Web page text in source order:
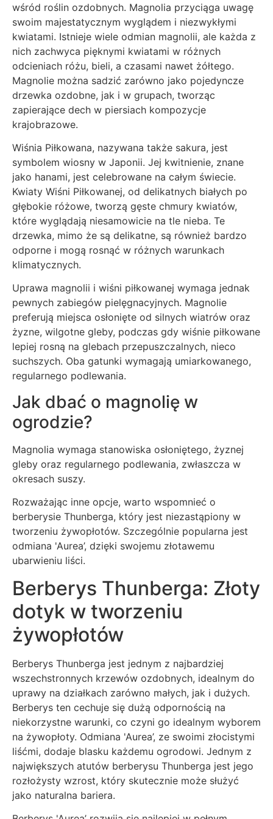
wśród roślin ozdobnych. Magnolia przyciąga uwagę
swoim majestatycznym wyglądem i niezwykłymi
kwiatami. Istnieje wiele odmian magnolii, ale każda z
nich zachwyca pięknymi kwiatami w różnych
odcieniach różu, bieli, a czasami nawet żółtego.
Magnolie można sadzić zarówno jako pojedyncze
drzewka ozdobne, jak i w grupach, tworząc
zapierające dech w piersiach kompozycje
krajobrazowe.
Wiśnia Piłkowana, nazywana także sakura, jest
symbolem wiosny w Japonii. Jej kwitnienie, znane
jako hanami, jest celebrowane na całym świecie.
Kwiaty Wiśni Piłkowanej, od delikatnych białych po
głębokie różowe, tworzą gęste chmury kwiatów,
które wyglądają niesamowicie na tle nieba. Te
drzewka, mimo że są delikatne, są również bardzo
odporne i mogą rosnąć w różnych warunkach
klimatycznych.
Uprawa magnolii i wiśni piłkowanej wymaga jednak
pewnych zabiegów pielęgnacyjnych. Magnolie
preferują miejsca osłonięte od silnych wiatrów oraz
żyzne, wilgotne gleby, podczas gdy wiśnie piłkowane
lepiej rosną na glebach przepuszczalnych, nieco
suchszych. Oba gatunki wymagają umiarkowanego,
regularnego podlewania.
Jak dbać o magnolię w
ogrodzie?
Magnolia wymaga stanowiska osłoniętego, żyznej
gleby oraz regularnego podlewania, zwłaszcza w
okresach suszy.
Rozważając inne opcje, warto wspomnieć o
berberysie Thunberga, który jest niezastąpiony w
tworzeniu żywopłotów. Szczególnie popularna jest
odmiana 'Aurea’, dzięki swojemu złotawemu
ubarwieniu liści.
Berberys Thunberga: Złoty
dotyk w tworzeniu
żywopłotów
Berberys Thunberga jest jednym z najbardziej
wszechstronnych krzewów ozdobnych, idealnym do
uprawy na działkach zarówno małych, jak i dużych.
Berberys ten cechuje się dużą odpornością na
niekorzystne warunki, co czyni go idealnym wyborem
na żywopłoty. Odmiana 'Aurea’, ze swoimi złocistymi
liśćmi, dodaje blasku każdemu ogrodowi. Jednym z
największych atutów berberysu Thunberga jest jego
rozłożysty wzrost, który skutecznie może służyć
jako naturalna bariera.